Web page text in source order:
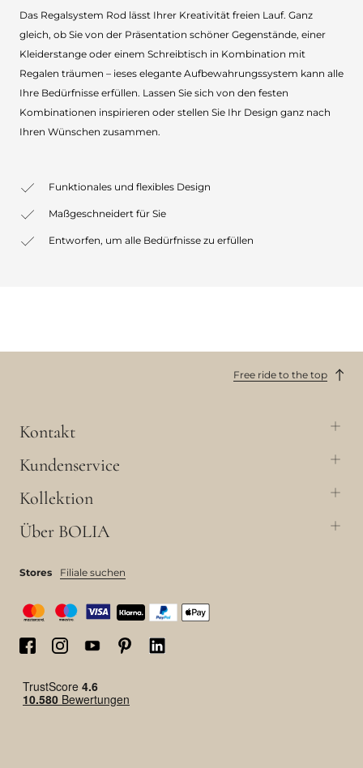
Das Regalsystem Rod lässt Ihrer Kreativität freien Lauf. Ganz
gleich, ob Sie von der Präsentation schöner Gegenstände, einer
Kleiderstange oder einem Schreibtisch in Kombination mit
Regalen träumen – ieses elegante Aufbewahrungssystem kann alle
Ihre Bedürfnisse erfüllen. Lassen Sie sich von den festen
Kombinationen inspirieren oder stellen Sie Ihr Design ganz nach
Ihren Wünschen zusammen.
Funktionales und flexibles Design
Maßgeschneidert für Sie
Entworfen, um alle Bedürfnisse zu erfüllen
Free ride to the top
Kontakt
Kundenservice
Kollektion
Über BOLIA
Stores Filiale suchen